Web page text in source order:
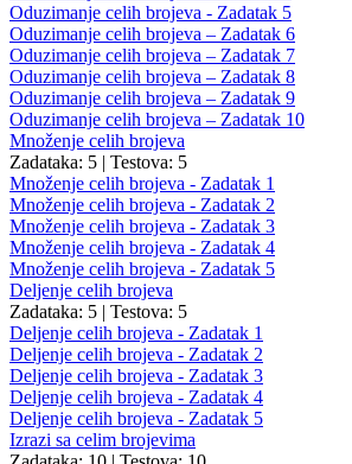
Oduzimanje celih brojeva - Zadatak 5
Oduzimanje celih brojeva – Zadatak 6
Oduzimanje celih brojeva – Zadatak 7
Oduzimanje celih brojeva – Zadatak 8
Oduzimanje celih brojeva – Zadatak 9
Oduzimanje celih brojeva – Zadatak 10
Množenje celih brojeva
Zadataka: 5 | Testova: 5
Množenje celih brojeva - Zadatak 1
Množenje celih brojeva - Zadatak 2
Množenje celih brojeva - Zadatak 3
Množenje celih brojeva - Zadatak 4
Množenje celih brojeva - Zadatak 5
Deljenje celih brojeva
Zadataka: 5 | Testova: 5
Deljenje celih brojeva - Zadatak 1
Deljenje celih brojeva - Zadatak 2
Deljenje celih brojeva - Zadatak 3
Deljenje celih brojeva - Zadatak 4
Deljenje celih brojeva - Zadatak 5
Izrazi sa celim brojevima